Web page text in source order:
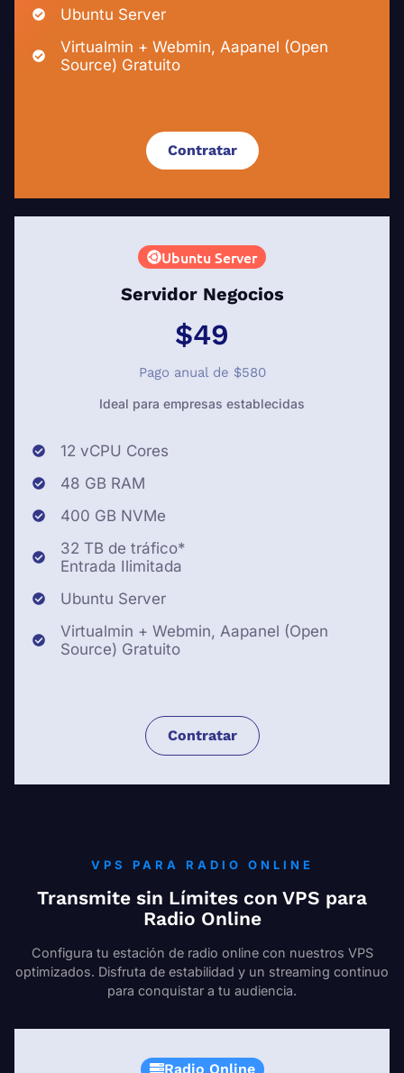
Ubuntu Server
Virtualmin + Webmin, Aapanel (Open
Source) Gratuito
Contratar
Ubuntu Server
Servidor Negocios
$49
Pago anual de $580
Ideal para empresas establecidas
12 vCPU Cores
48 GB RAM
400 GB NVMe
32 TB de tráfico*
Entrada Ilimitada
Ubuntu Server
Virtualmin + Webmin, Aapanel (Open
Source) Gratuito
Contratar
VPS PARA RADIO ONLINE
Transmite sin Límites con VPS para
Radio Online
Configura tu estación de radio online con nuestros VPS
optimizados. Disfruta de estabilidad y un streaming continuo
para conquistar a tu audiencia.
Radio Online